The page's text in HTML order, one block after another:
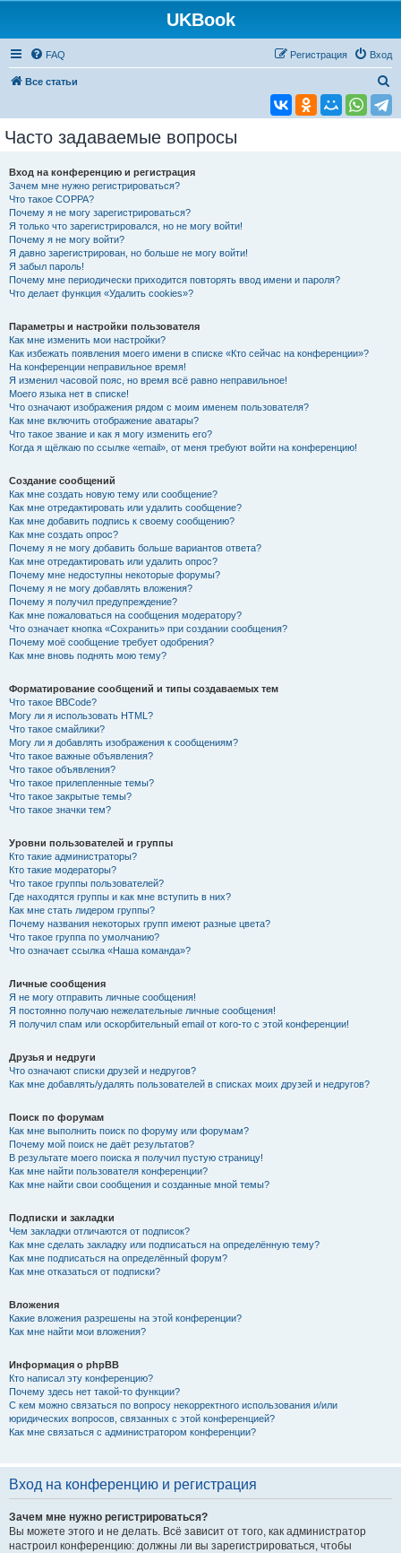
UKBook
FAQ Вход
Регистрация
Все статьи
Часто задаваемые вопросы
Вход на конференцию и регистрация
Зачем мне нужно регистрироваться?
Что такое COPPA?
Почему я не могу зарегистрироваться?
Я только что зарегистрировался, но не могу войти!
Почему я не могу войти?
Я давно зарегистрирован, но больше не могу войти!
Я забыл пароль!
Почему мне периодически приходится повторять ввод имени и пароля?
Что делает функция «Удалить cookies»?
Параметры и настройки пользователя
Как мне изменить мои настройки?
Как избежать появления моего имени в списке «Кто сейчас на конференции»?
На конференции неправильное время!
Я изменил часовой пояс, но время всё равно неправильное!
Моего языка нет в списке!
Что означают изображения рядом с моим именем пользователя?
Как мне включить отображение аватары?
Что такое звание и как я могу изменить его?
Когда я щёлкаю по ссылке «email», от меня требуют войти на конференцию!
Создание сообщений
Как мне создать новую тему или сообщение?
Как мне отредактировать или удалить сообщение?
Как мне добавить подпись к своему сообщению?
Как мне создать опрос?
Почему я не могу добавить больше вариантов ответа?
Как мне отредактировать или удалить опрос?
Почему мне недоступны некоторые форумы?
Почему я не могу добавлять вложения?
Почему я получил предупреждение?
Как мне пожаловаться на сообщения модератору?
Что означает кнопка «Сохранить» при создании сообщения?
Почему моё сообщение требует одобрения?
Как мне вновь поднять мою тему?
Форматирование сообщений и типы создаваемых тем
Что такое BBCode?
Могу ли я использовать HTML?
Что такое смайлики?
Могу ли я добавлять изображения к сообщениям?
Что такое важные объявления?
Что такое объявления?
Что такое прилепленные темы?
Что такое закрытые темы?
Что такое значки тем?
Уровни пользователей и группы
Кто такие администраторы?
Кто такие модераторы?
Что такое группы пользователей?
Где находятся группы и как мне вступить в них?
Как мне стать лидером группы?
Почему названия некоторых групп имеют разные цвета?
Что такое группа по умолчанию?
Что означает ссылка «Наша команда»?
Личные сообщения
Я не могу отправить личные сообщения!
Я постоянно получаю нежелательные личные сообщения!
Я получил спам или оскорбительный email от кого-то с этой конференции!
Друзья и недруги
Что означают списки друзей и недругов?
Как мне добавлять/удалять пользователей в списках моих друзей и недругов?
Поиск по форумам
Как мне выполнить поиск по форуму или форумам?
Почему мой поиск не даёт результатов?
В результате моего поиска я получил пустую страницу!
Как мне найти пользователя конференции?
Как мне найти свои сообщения и созданные мной темы?
Подписки и закладки
Чем закладки отличаются от подписок?
Как мне сделать закладку или подписаться на определённую тему?
Как мне подписаться на определённый форум?
Как мне отказаться от подписки?
Вложения
Какие вложения разрешены на этой конференции?
Как мне найти мои вложения?
Информация о phpBB
Кто написал эту конференцию?
Почему здесь нет такой-то функции?
С кем можно связаться по вопросу некорректного использования и/или
юридических вопросов, связанных с этой конференцией?
Как мне связаться с администратором конференции?
Вход на конференцию и регистрация
Зачем мне нужно регистрироваться?
Вы можете этого и не делать. Всё зависит от того, как администратор
настроил конференцию: должны ли вы зарегистрироваться, чтобы